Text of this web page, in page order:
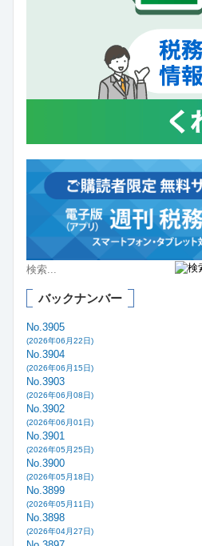
バックナンバー
No.3905
(2026年06月22日)
No.3904
(2026年06月15日)
No.3903
(2026年06月08日)
No.3902
(2026年06月01日)
No.3901
(2026年05月25日)
No.3900
(2026年05月18日)
No.3899
(2026年05月11日)
No.3898
(2026年04月27日)